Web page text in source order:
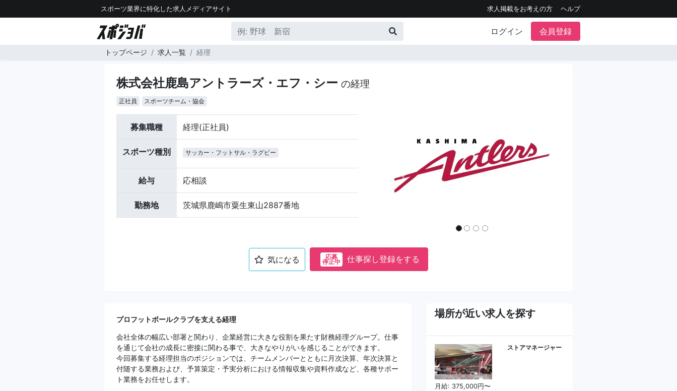
スポーツ業界に特化した求人メディアサイト 求人掲載をお考えの方 ヘルプ
ログイン 会員登録
トップページ 求人一覧 経理
株式会社鹿島アントラーズ・エフ・シー の経理
正社員 スポーツチーム・協会
募集職種 経理(正社員)
スポーツ種別 サッカー・フットサル・ラグビー
給与 応相談
勤務地 茨城県鹿嶋市粟生東山2887番地
気になる 応募
停止中 仕事探し登録をする
プロフットボールクラブを支える経理
会社全体の幅広い部署と関わり、企業経営に大きな役割を果たす財務経理グループ。仕事
を通じて会社の成長に密接に関わる事で、大きなやりがいを感じることができます。
今回募集する経理担当のポジションでは、チームメンバーとともに月次決算、年次決算と
付随する業務および、予算策定・予実分析における情報収集や資料作成など、各種サポー
ト業務をお任せします。
場所が近い求人を探す
ストアマネージャー
月給: 375,000円〜